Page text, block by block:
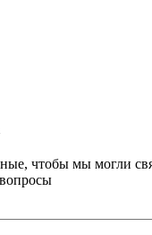
чтобы мы могли